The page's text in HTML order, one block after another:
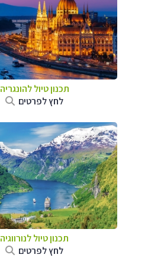
תכנון טיול להונגריה
לחץ לפרטים
תכנון טיול לנורווגיה
לחץ לפרטים